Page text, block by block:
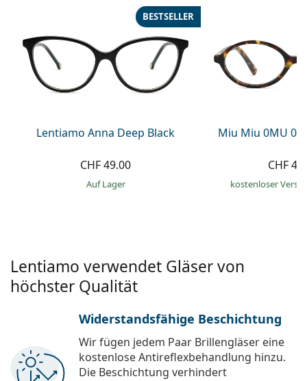
Prada
Alle Marken
Lentiamo Anna Deep Black
BESTSELLER
CHF 49.00
auf Lager
Miu Miu 0MU
CHF
kostenloser
Lentiamo verwendet Gläser von
höchster Qualität
Widerstandsfähige Beschichtung
Wir fügen jedem Paar Brillengläser eine
kostenlose Antireflexbehandlung hinzu.
Die Beschichtung verhindert